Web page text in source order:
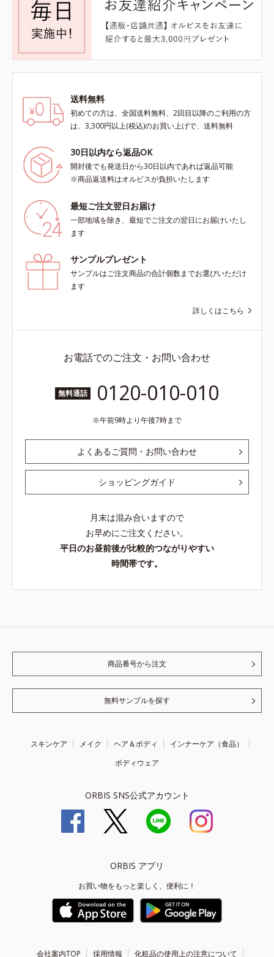
送料無料
初めての方は、全国送料無料、2回目以降のご利用の方
は、3,300円以上(税込)のお買い上げで、送料無料
30日以内なら返品OK
開封後でも発送日から30日以内であれば返品可能
※商品返送料はオルビスが負担いたします
最短ご注文翌日お届け
一部地域を除き、最短でご注文の翌日にお届けいたし
ます
サンプルプレゼント
サンプルはご注文商品の合計個数までお選びいただけ
ます
詳しくはこちら
お電話でのご注文・お問い合わせ
無料通話 0120-010-010
午前9時より午後7時まで
よくあるご質問・お問い合わせ
ショッピングガイド
月末は混み合いますので
お早めにご注文ください。
平日のお昼前後が比較的つながりやすい
時間帯です。
商品番号から注文
無料サンプルを探す
スキンケア メイク ヘア＆ボディ
インナーケア（食品）
ボディウェア
ORBIS SNS公式アカウント
ORBIS アプリ
お買い物をもっと楽しく、便利に！
会社案内TOP 採用情報 化粧品の使用上の注意について